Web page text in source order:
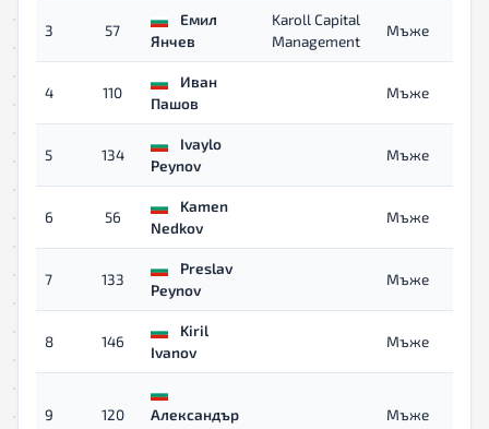
3 57
Емил
Янчев
Karoll Capital
Management
Мъже
4 110
Иван
Пашов
Мъже
5 134
Ivaylo
Peynov
Мъже
6 56
Kamen
Nedkov
Мъже
7 133
Preslav
Peynov
Мъже
8 146
Kiril
Ivanov
Мъже
9 120
Александър
Мъже